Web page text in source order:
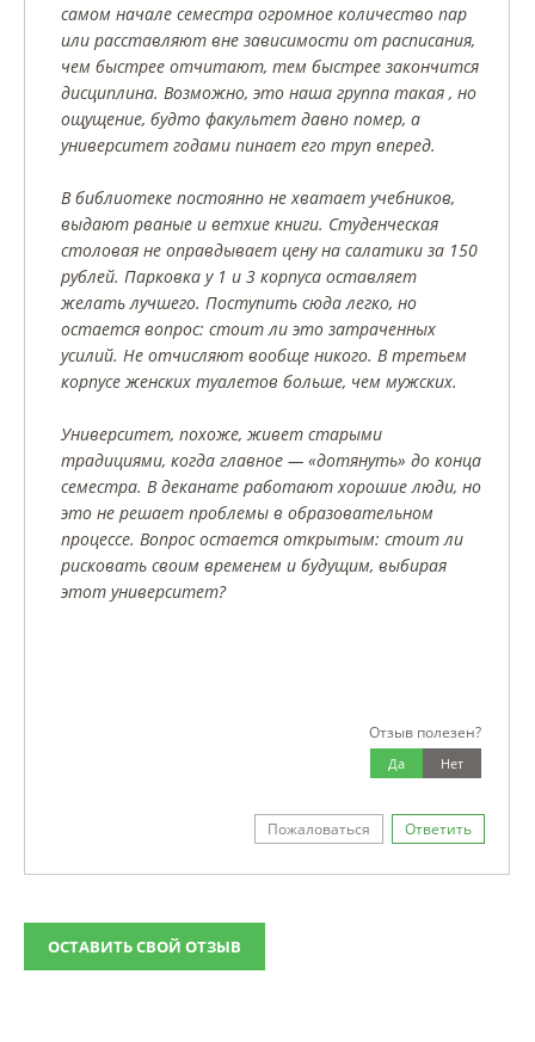
самом начале семестра огромное количество пар
или расставляют вне зависимости от расписания,
чем быстрее отчитают, тем быстрее закончится
дисциплина. Возможно, это наша группа такая , но
ощущение, будто факультет давно помер, а
университет годами пинает его труп вперед.
В библиотеке постоянно не хватает учебников,
выдают рваные и ветхие книги. Студенческая
столовая не оправдывает цену на салатики за 150
рублей. Парковка у 1 и 3 корпуса оставляет
желать лучшего. Поступить сюда легко, но
остается вопрос: стоит ли это затраченных
усилий. Не отчисляют вообще никого. В третьем
корпусе женских туалетов больше, чем мужских.
Университет, похоже, живет старыми
традициями, когда главное — «дотянуть» до конца
семестра. В деканате работают хорошие люди, но
это не решает проблемы в образовательном
процессе. Вопрос остается открытым: стоит ли
рисковать своим временем и будущим, выбирая
этот университет?
Отзыв полезен?
Нет
Да
Пожаловаться Ответить
ОСТАВИТЬ СВОЙ ОТЗЫВ